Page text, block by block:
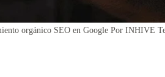
orgánico SEO en Google Por INHIVE